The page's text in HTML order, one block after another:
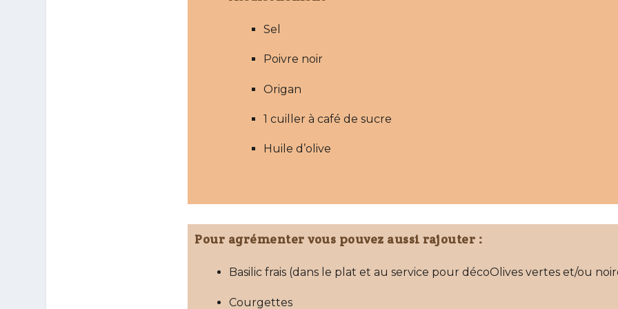
Basilic frais (dans le plat et au service pour décoOlives vertes et/ou
Courgettes
Mixer ail blanc et ail nouveau (pour un goût aillé plus complet)
Mélanger oignons blancs et rouges (aussi pour un goût plus complet)
Tout légume du soleil de votre choix qui fait plaisir !